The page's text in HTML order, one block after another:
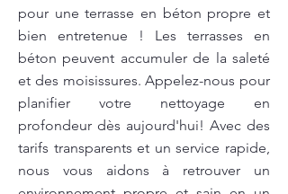
pour une terrasse en béton propre et
bien entretenue ! Les terrasses en
béton peuvent accumuler de la saleté
et des moisissures. Appelez-nous pour
planifier votre nettoyage en
profondeur dès aujourd'hui! Avec des
tarifs transparents et un service rapide,
nous vous aidons à retrouver un